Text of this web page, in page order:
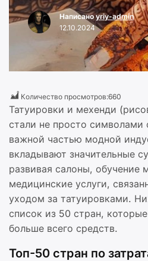
Написаноyriy-admin
12.10.2024
Количество просмотров:660
Татуировки и мехенди
стали не просто
важной частью модной
вкладывают значительные
развивая салоны, обучение
медицинские услуги,
уходом за татуировками.
список из 50 стран,
больше всего средств.
Топ-50 стран по